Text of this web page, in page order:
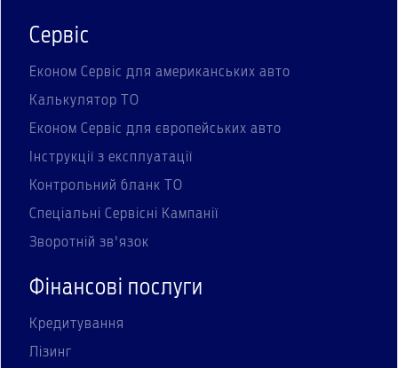
Сервіс
Економ Сервіс для американських авто
Калькулятор ТО
Економ Сервіс для європейських авто
Інструкції з експлуатації
Контрольний бланк ТО
Спеціальні Сервісні Кампанії
Зворотній зв'язок
Фінансові послуги
Кредитування
Лізинг